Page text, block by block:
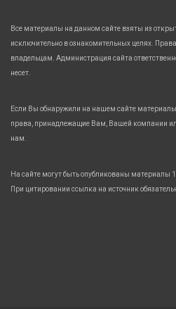
Все материалы на данном сайте взяты из
исключительно в ознакомительных целях.
владельцам. Администрация сайта
несет.
Если Вы обнаружили на нашем сайте
права, принадлежащие Вам, Вашей компании
нам.
На сайте могут быть опубликованы материалы
При цитировании ссылка на источник